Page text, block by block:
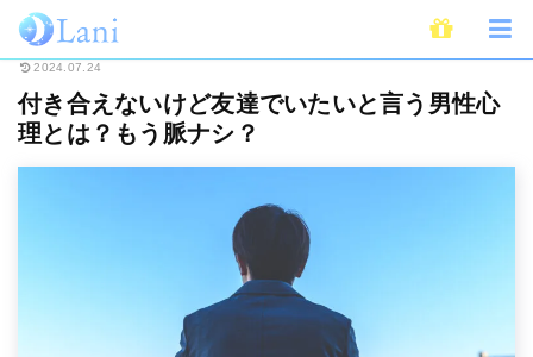
ホーム 恋愛 付き合えないけど友達でいたいと言う男性心理とは？もう脈
2024.07.24
付き合えないけど友達でいたいと言う男性心
理とは？もう脈ナシ？